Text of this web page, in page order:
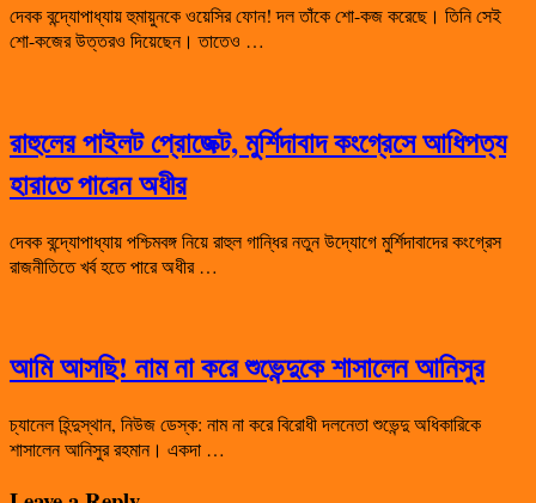
দেবক বন্দ্যোপাধ্যায় হুমায়ুনকে ওয়েসির ফোন! দল তাঁকে শো-কজ করেছে। তিনি সেই
শো-কজের উত্তরও দিয়েছেন। তাতেও …
রাহুলের পাইলট প্রোজেক্ট, মুর্শিদাবাদ কংগ্রেসে আধিপত্য
হারাতে পারেন অধীর
দেবক বন্দ্যোপাধ্যায় পশ্চিমবঙ্গ নিয়ে রাহুল গান্ধির নতুন উদ্যোগে মুর্শিদাবাদের কংগ্রেস
রাজনীতিতে খর্ব হতে পারে অধীর …
আমি আসছি! নাম না করে শুভেন্দুকে শাসালেন আনিসুর
চ্যানেল হিন্দুস্থান, নিউজ ডেস্ক: নাম না করে বিরোধী দলনেতা শুভেন্দু অধিকারিকে
শাসালেন আনিসুর রহমান। একদা …